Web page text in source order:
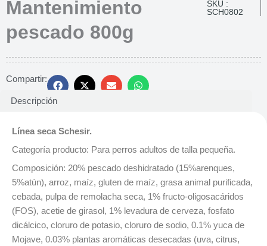
Mantenimiento
pescado 800g
SKU :
SCH0802
Compartir:
Descripción
Línea seca Schesir.
Categoría producto: Para perros adultos de talla pequeña.
Composición: 20% pescado deshidratado (15%arenques,
5%atún), arroz, maíz, gluten de maíz, grasa animal purificada,
cebada, pulpa de remolacha seca, 1% fructo-oligosacáridos
(FOS), acetie de girasol, 1% levadura de cerveza, fosfato
dicálcico, cloruro de potasio, cloruro de sodio, 0.1% yuca de
Mojave, 0.03% plantas aromáticas desecadas (uva, citrus,